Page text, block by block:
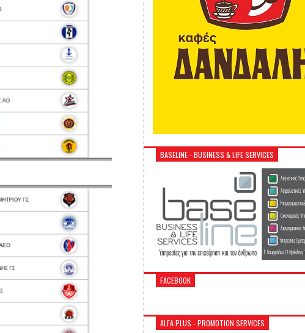
BASELINE - BUSINESS & LIFE SERVICES
FACEBOOK
ALFA PLUS - PROMOTION SERVICES